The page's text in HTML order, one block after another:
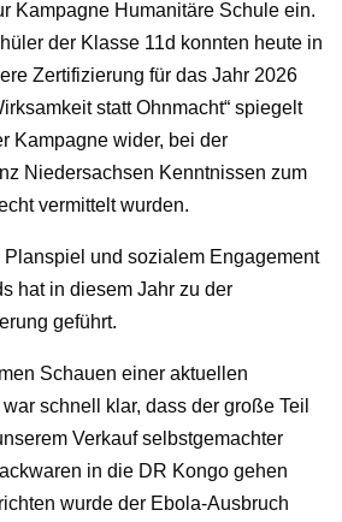
Kampagne Humanitäre Schule ein.
der Klasse 11d konnten heute in
Zertifizierung für das Jahr 2026
statt Ohnmacht“ spiegelt
Kampagne wider, bei der
Niedersachsen Kenntnissen zum
vermittelt wurden.
und sozialem Engagement
hat in diesem Jahr zu der
geführt.
Schauen einer aktuellen
schnell klar, dass der große Teil
Verkauf selbstgemachter
in die DR Kongo gehen
wurde der Ebola-Ausbruch